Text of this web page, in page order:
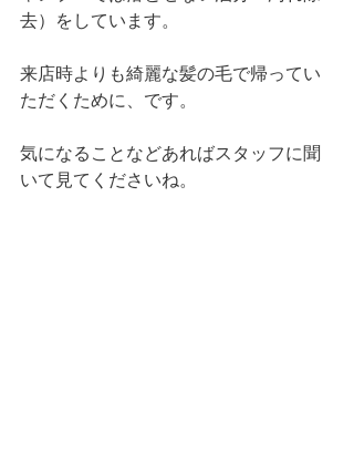
去）をしています。
来店時よりも綺麗な髪の毛で帰ってい
ただくために、です。
気になることなどあればスタッフに聞
いて見てくださいね。